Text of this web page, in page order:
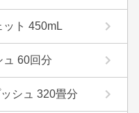
ット 450mL
ュ 60回分
シュ 320畳分